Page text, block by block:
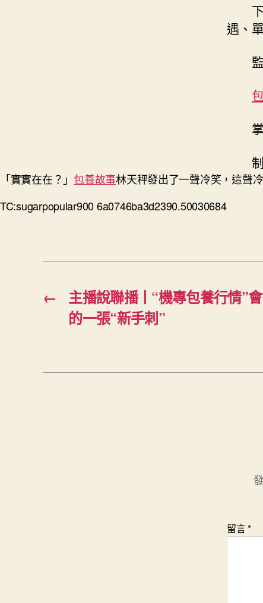
遇、
「實實在在？」包養故事林天秤發出了一聲冷笑，這聲
TC:sugarpopular900 6a0746ba3d2390.50030684
←
主播說聯播丨“機專包養行情”
的一張“新手刺”
留言*